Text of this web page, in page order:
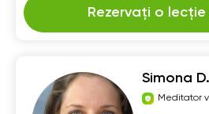
Rezervați o
Simona D.
Meditator